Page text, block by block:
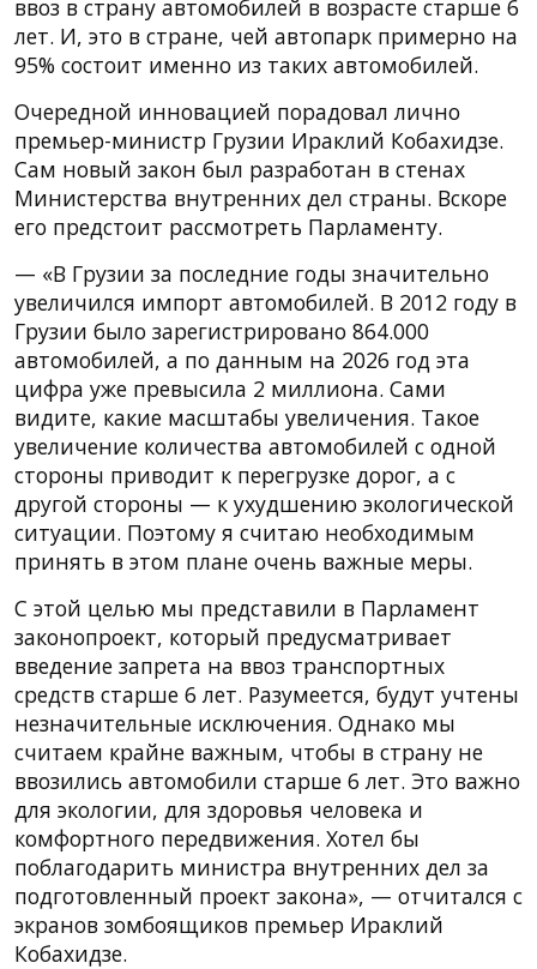
ввоз в страну автомобилей в возрасте старше 6
лет. И, это в стране, чей автопарк примерно на
95% состоит именно из таких автомобилей.
Очередной инновацией порадовал лично
премьер-министр Грузии Ираклий Кобахидзе.
Сам новый закон был разработан в стенах
Министерства внутренних дел страны. Вскоре
его предстоит рассмотреть Парламенту.
— «В Грузии за последние годы значительно
увеличился импорт автомобилей. В 2012 году в
Грузии было зарегистрировано 864.000
автомобилей, а по данным на 2026 год эта
цифра уже превысила 2 миллиона. Сами
видите, какие масштабы увеличения. Такое
увеличение количества автомобилей с одной
стороны приводит к перегрузке дорог, а с
другой стороны — к ухудшению экологической
ситуации. Поэтому я считаю необходимым
принять в этом плане очень важные меры.
С этой целью мы представили в Парламент
законопроект, который предусматривает
введение запрета на ввоз транспортных
средств старше 6 лет. Разумеется, будут учтены
незначительные исключения. Однако мы
считаем крайне важным, чтобы в страну не
ввозились автомобили старше 6 лет. Это важно
для экологии, для здоровья человека и
комфортного передвижения. Хотел бы
поблагодарить министра внутренних дел за
подготовленный проект закона», — отчитался с
экранов зомбоящиков премьер Ираклий
Кобахидзе.